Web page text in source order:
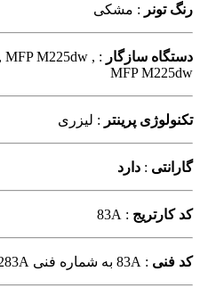
رنگ تونر : مشکی
دستگاه سازگار
MFP M225dw ,
MFP M225dw
تکنولوژی پرینتر : لیزری
گارانتی : دارد
کد کارتریج : 83A
کد فنی : 83A به شماره فنی CF283A